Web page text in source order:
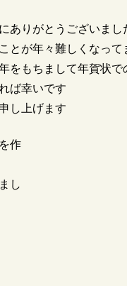
ありがとうございまし
とが年々難しくなって
をもちまして年賀状
ば幸いです
作
し